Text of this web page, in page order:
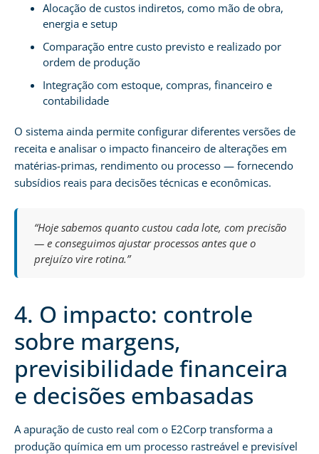
Alocação de custos indiretos, como mão de obra,
energia e setup
Comparação entre custo previsto e realizado por
ordem de produção
Integração com estoque, compras, financeiro e
contabilidade
O sistema ainda permite configurar diferentes versões de
receita e analisar o impacto financeiro de alterações em
matérias-primas, rendimento ou processo — fornecendo
subsídios reais para decisões técnicas e econômicas.
“Hoje sabemos quanto custou cada lote, com precisão
— e conseguimos ajustar processos antes que o
prejuízo vire rotina.”
4. O impacto: controle
sobre margens,
previsibilidade financeira
e decisões embasadas
A apuração de custo real com o E2Corp transforma a
produção química em um processo rastreável e previsível